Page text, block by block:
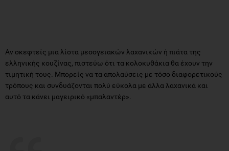
Αν σκεφτείς μια λίστα μεσογειακών λαχανικών ή πιάτα της
ελληνικής κουζίνας, πιστεύω ότι τα κολοκυθάκια θα έχουν την
τιμητική τους. Μπορείς να τα απολαύσεις με τόσο διαφορετικούς
τρόπους και συνδυάζονται πολύ εύκολα με άλλα λαχανικά και
αυτό τα κάνει μαγειρικό «μπαλαντέρ».